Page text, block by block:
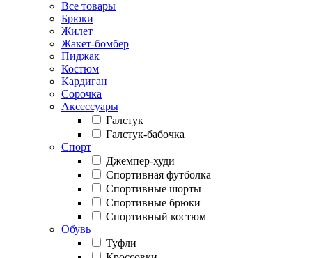
Все товары
Брюки
Жилет
Жакет-бомбер
Пиджак
Костюм
Кардиган
Сорочка
Аксессуары
Галстук
Галстук-бабочка
Спорт
Джемпер-худи
Спортивная футболка
Спортивные шорты
Спортивные брюки
Спортивный костюм
Обувь
Туфли